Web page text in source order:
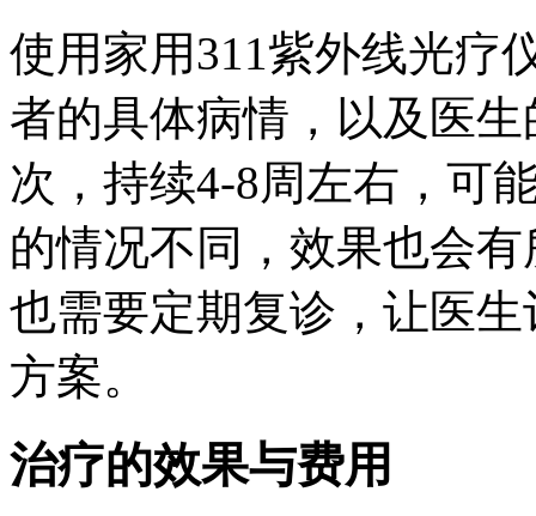
使用家用311紫外线光疗
者的具体病情，以及医
次，持续4-8周左右，可
的情况不同，效果也会
也需要定期复诊，让医
方案。
治疗的效果与费用